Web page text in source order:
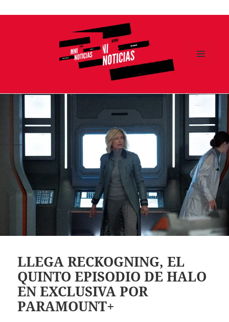
Ir
LLEGA RECKOGNING, EL
QUINTO EPISODIO DE HALO
EN EXCLUSIVA POR
PARAMOUNT+